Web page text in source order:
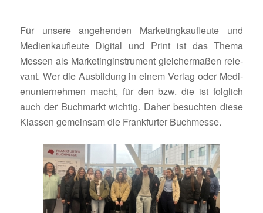
Für unsere ange­henden Marke­ting­kauf­leute und
Medi­en­kauf­leute Digital und Print ist das Thema
Messen als Marke­ting­in­stru­ment glei­cher­maßen rele­
vant. Wer die Ausbil­dung in einem Verlag oder Medi­
en­un­ter­nehmen macht, für den bzw. die ist folg­lich
auch der Buch­markt wichtig. Daher besuchten diese
Klassen gemeinsam die Frank­furter Buchmesse.